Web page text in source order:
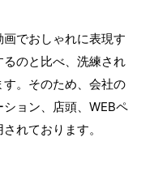
でおしゃれに表現す
のと比べ、洗練され
。そのため、会社の
ョン、店頭、WEBペ
れております。